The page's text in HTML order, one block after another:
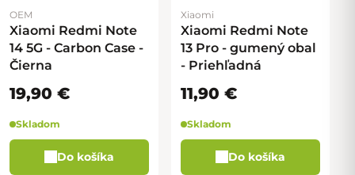
OEM
Xiaomi Redmi Note
14 5G - Carbon Case -
Čierna
19,90 €
Skladom
Do košíka
Xiaomi
Xiaomi Redmi Note
13 Pro - gumený obal
- Priehľadná
11,90 €
Skladom
Do košíka